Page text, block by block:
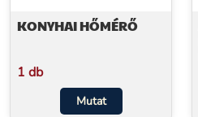
KONYHAI HŐMÉRŐ
1 db
Mutat